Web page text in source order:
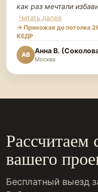
как раз мечтали
Читать далее
→ Прихожая до потолка
КЕДР
АВ Анна В.
Москва
Рассчитаем
вашего
Бесплатный выезд